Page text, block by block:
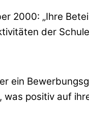
2000: „Ihre
der
ein
positiv auf